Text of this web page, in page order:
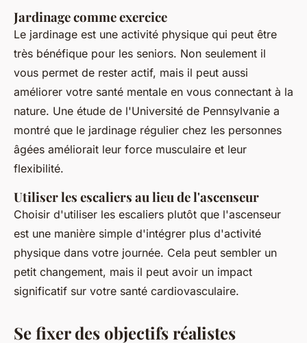
Jardinage comme exercice
Le jardinage est une activité physique qui peut être
très bénéfique pour les seniors. Non seulement il
vous permet de rester actif, mais il peut aussi
améliorer votre santé mentale en vous connectant à la
nature. Une étude de l'Université de Pennsylvanie a
montré que le jardinage régulier chez les personnes
âgées améliorait leur force musculaire et leur
flexibilité.
Utiliser les escaliers au lieu de l'ascenseur
Choisir d'utiliser les escaliers plutôt que l'ascenseur
est une manière simple d'intégrer plus d'activité
physique dans votre journée. Cela peut sembler un
petit changement, mais il peut avoir un impact
significatif sur votre santé cardiovasculaire.
Se fixer des objectifs réalistes